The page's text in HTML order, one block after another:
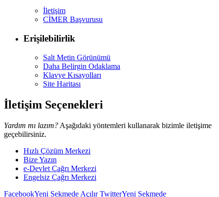
İletişim
CİMER Başvurusu
Erişilebilirlik
Salt Metin Görünümü
Daha Belirgin Odaklama
Klavye Kısayolları
Site Haritası
İletişim Seçenekleri
Yardım mı lazım? Aşağıdaki yöntemleri kullanarak bizimle iletişime
geçebilirsiniz.
Hızlı Çözüm Merkezi
Bize Yazın
e-Devlet Çağrı Merkezi
Engelsiz Çağrı Merkezi
FacebookYeni Sekmede AçılırTwitterYeni Sekmede